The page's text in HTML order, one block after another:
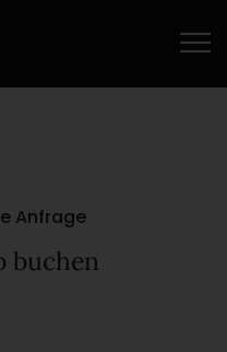
Anfrage
buchen